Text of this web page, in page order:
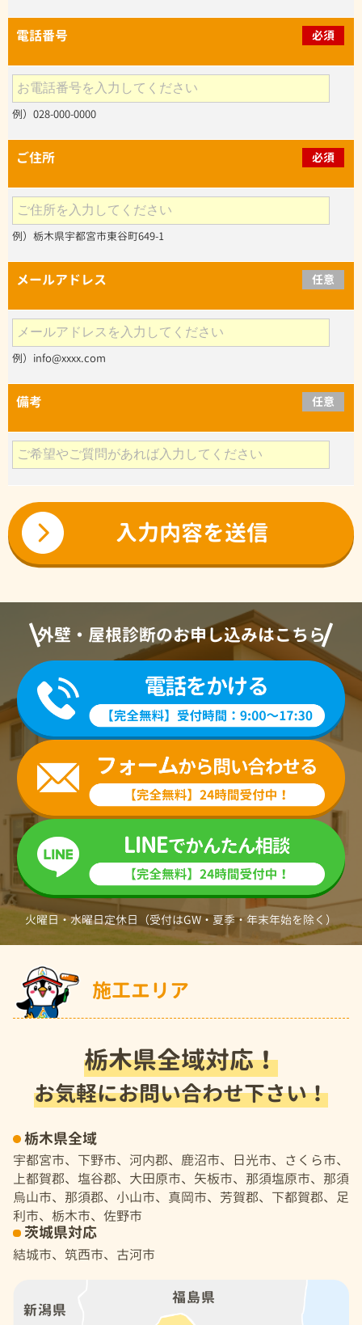
電話番号 必須
例）028-000-0000
ご住所 必須
例）栃木県宇都宮市東谷町649-1
メールアドレス 任意
例）info@xxxx.com
備考 任意
外壁・屋根診断のお申し込みはこちら
火曜日・水曜日定休日（受付はGW・夏季・年末年始を除く）
施工エリア
栃木県全域対応！
お気軽にお問い合わせ下さい！
栃木県全域
宇都宮市、下野市、河内郡、鹿沼市、日光市、さくら市、
上都賀郡、塩谷郡、大田原市、矢板市、那須塩原市、那須
烏山市、那須郡、小山市、真岡市、芳賀郡、下都賀郡、足
利市、栃木市、佐野市
茨城県対応
結城市、筑西市、古河市